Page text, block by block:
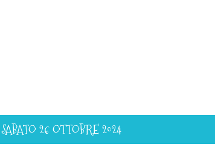
SABATO 26 OTTOBRE 2024